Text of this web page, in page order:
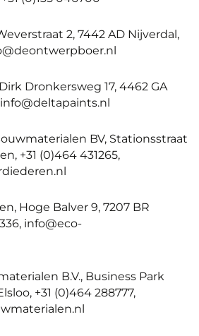
2, 7442 AD Nijverdal,
Dronkersweg 17, 4462 GA
info@deltapaints.nl
BV, Stationsstraat
+31 (0)464 431265,
Hoge Balver 9, 7207 BR
info@eco-
B.V., Business Park
+31 (0)464 288777,